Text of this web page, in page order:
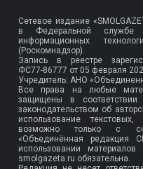
Сетевое издание
в Федеральной
информационных
(Роскомнадзор).
Запись в реестре
ФС77-86777 от 05 февраля
Учредитель: АНО
Все права на любые
защищены в
законодательством об
использование
возможно только с
«Объединённая редакция
использовании
smolgazeta.ru обязательна.